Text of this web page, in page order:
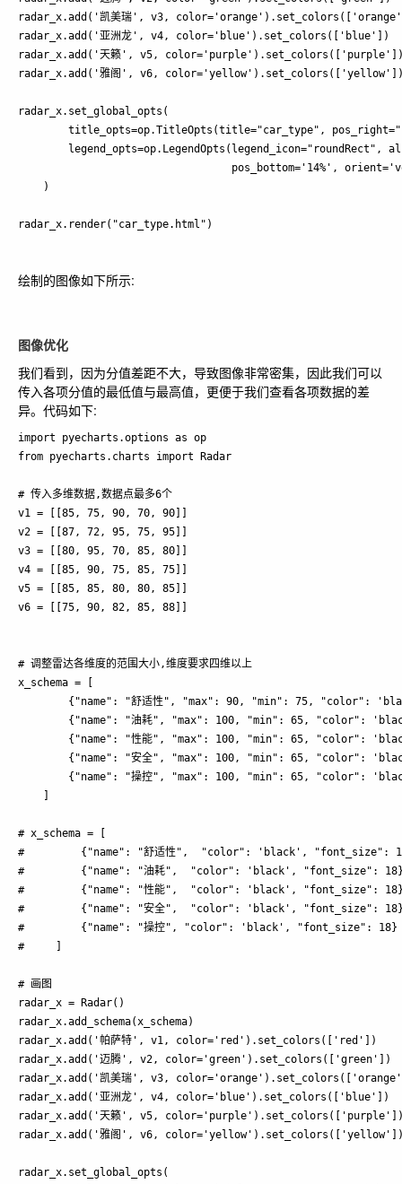
radar_x.add('凯美瑞', v3,
radar_x.add('亚洲龙', v4, color='blue').set_colors(['blue'])
radar_x.add('天籁', v5,
radar_x.add('雅阁', v6,
radar_x.set_global_opts(
title_opts=op.TitleOpts(title="car_type",
legend_opts=op.LegendOpts(legend_icon="roundRect",
pos_bottom='14%',
    )
绘制的图像如下所示:
图像优化
我们看到，因为分值差距不大，导致图像非常密集，因此我们可以
传入各项分值的最低值与最高值，更便于我们查看各项数据的差
异。代码如下:
import pyecharts.options as op
from pyecharts.charts import Radar
# 传入多维数据,数据点最多6个
v1 = [[85, 75, 90, 70, 90]]
v2 = [[87, 72, 95, 75, 95]]
v3 = [[80, 95, 70, 85, 80]]
v4 = [[85, 90, 75, 85, 75]]
v5 = [[85, 85, 80, 80, 85]]
v6 = [[75, 90, 82, 85, 88]]
# 调整雷达各维度的范围大小,维度要求四维以上
x_schema = [
{"name": "舒适性", "max": 90, "min": 75, "color":
{"name": "油耗", "max": 100, "min": 65, "color":
{"name": "性能", "max": 100, "min": 65, "color":
{"name": "安全", "max": 100, "min": 65, "color":
{"name": "操控", "max": 100, "min": 65, "color":
# x_schema = [
#         {"name": "舒适性",  "color": 'black', "font_size":
#         {"name": "油耗",  "color": 'black', "font_size":
#         {"name": "性能",  "color": 'black', "font_size":
#         {"name": "安全",  "color": 'black', "font_size":
#         {"name": "操控", "color": 'black', "font_size": 18}
#     ]
# 画图
radar_x = Radar()
radar_x.add_schema(x_schema)
radar_x.add('帕萨特', v1, color='red').set_colors(['red'])
radar_x.add('迈腾', v2, color='green').set_colors(['green'])
radar_x.add('凯美瑞', v3,
radar_x.add('亚洲龙', v4, color='blue').set_colors(['blue'])
radar_x.add('天籁', v5,
radar_x.add('雅阁', v6,
radar_x.set_global_opts(